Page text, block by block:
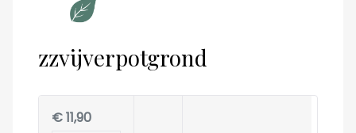
zzvijverpotgrond
€ 11,90